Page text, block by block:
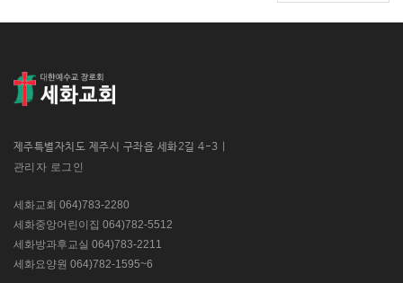
제주특별자치도 제주시 구좌읍 세화2길 4-3 |
관리자 로그인
세화교회 064)783-2280
세화중앙어린이집 064)782-5512
세화방과후교실 064)783-2211
세화요양원 064)782-1595~6